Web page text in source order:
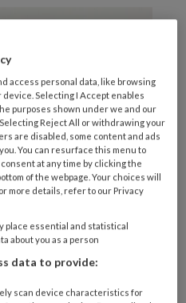
dementie en
access personal data, like browsing
Selecting I Accept enables
purposes shown under we and our
Reject All or withdrawing your
are disabled, some content and ads
You can resurface this menu to
at any time by clicking the
of the webpage. Your choices will
more details, refer to our Privacy
place essential and statistical
about you as a person
data to provide:
scan device characteristics for